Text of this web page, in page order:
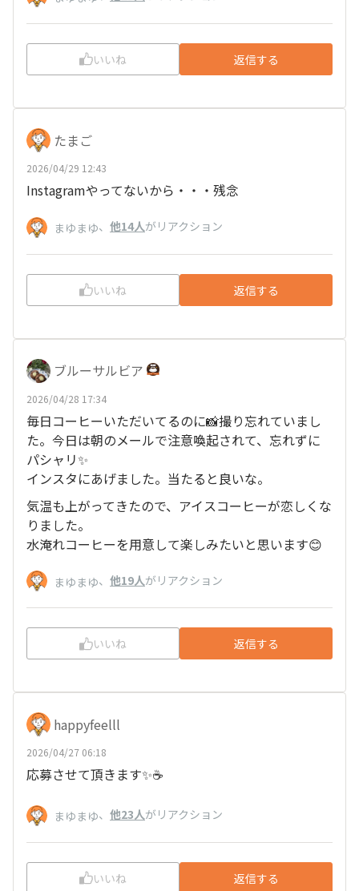
いいね 返信する
たまご
2026/04/29 12:43
Instagramやってないから・・・残念
まゆまゆ、 他14人がリアクション
いいね 返信する
ブルーサルビア
2026/04/28 17:34
毎日コーヒーいただいてるのに📸撮り忘れていまし
た。今日は朝のメールで注意喚起されて、忘れずに
パシャリ✨
インスタにあげました。当たると良いな。
気温も上がってきたので、アイスコーヒーが恋しくな
りました。
水淹れコーヒーを用意して楽しみたいと思います😊
まゆまゆ、 他19人がリアクション
いいね 返信する
happyfeelll
2026/04/27 06:18
応募させて頂きます✨☕
まゆまゆ、 他23人がリアクション
いいね 返信する